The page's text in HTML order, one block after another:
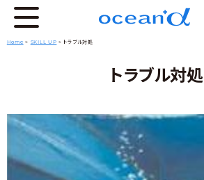
Home > SKILL UP > トラブル対処
トラブル対処